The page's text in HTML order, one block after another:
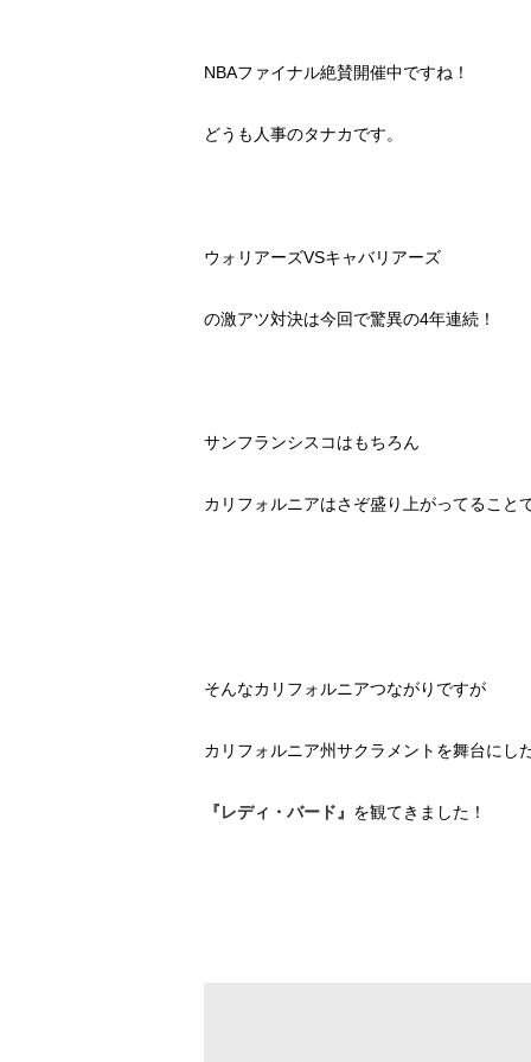
NBAファイナル絶賛開催中ですね！
どうも人事のタナカです。
ウォリアーズVSキャバリアーズ
の激アツ対決は今回で驚異の4年連続！
サンフランシスコはもちろん
カリフォルニアはさぞ盛り上がってること
そんなカリフォルニアつながりですが
カリフォルニア州サクラメントを舞台にし
『レディ・バード』 を観てきました！